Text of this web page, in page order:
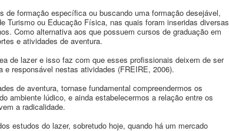
formação específica ou buscando uma formação desejável,
Turismo ou Educação Física, nas quais foram inseridas diversas
Como alternativa aos que possuem cursos de graduação em
e atividades de aventura.
de lazer e isso faz com que esses profissionais deixem de ser
responsável nestas atividades (FREIRE, 2006).
de aventura, tornase fundamental compreendermos os
ambiente lúdico, e ainda estabelecermos a relação entre os
a radicalidade.
estudos do lazer, sobretudo hoje, quando há um mercado